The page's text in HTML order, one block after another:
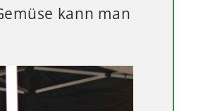
kann man